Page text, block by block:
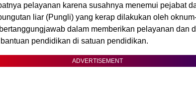
pelayanan karena susahnya menemui pejabat
liar (Pungli) yang kerap dilakukan oleh
dalam memberikan pelayanan dan
pendidikan di satuan pendidikan.
ADVERTISEMENT